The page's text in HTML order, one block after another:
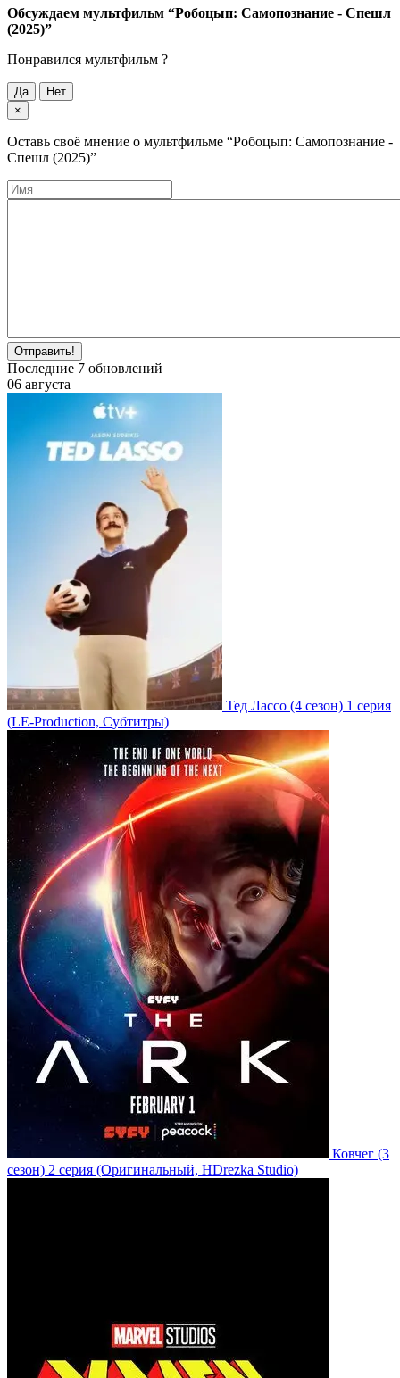
Обсуждаем мультфильм “Робоцып: Самопознание - Спешл
(2025)”
Понравился мультфильм ?
Да
Нет
×
Оставь своё мнение о мультфильме “Робоцып: Самопознание -
Спешл (2025)”
Отправить!
Последние 7 обновлений
06 августа
Тед Лассо (4 сезон) 1 серия
(LE-Production, Субтитры)
Ковчег (3
сезон) 2 серия (Оригинальный, HDrezka Studio)